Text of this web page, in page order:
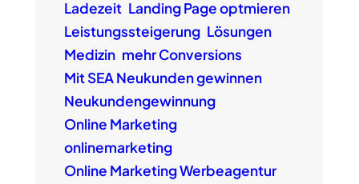
Ladezeit Landing Page optmieren
Leistungssteigerung Lösungen
Medizin mehr Conversions
Mit SEA Neukunden gewinnen
Neukundengewinnung
Online Marketing
onlinemarketing
Online Marketing Werbeagentur